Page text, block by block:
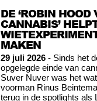
DE ‘ROBIN HOOD
CANNABIS’
MAKEN
29 juli 2026 - Sinds het
opgelegde einde van
Suver Nuver was het
voorman Rinus
terug in de spotlights als